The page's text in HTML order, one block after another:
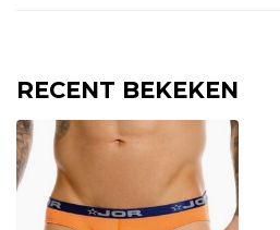
RECENT BEKEKEN